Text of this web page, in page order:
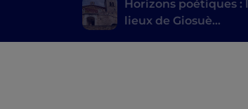
Horizons poétiques :
lieux de Giosuè